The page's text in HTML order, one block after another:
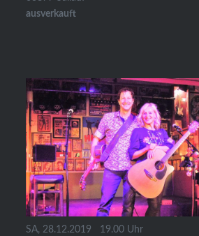
ausverkauft
SA, 28.12.2019 19.00 Uhr